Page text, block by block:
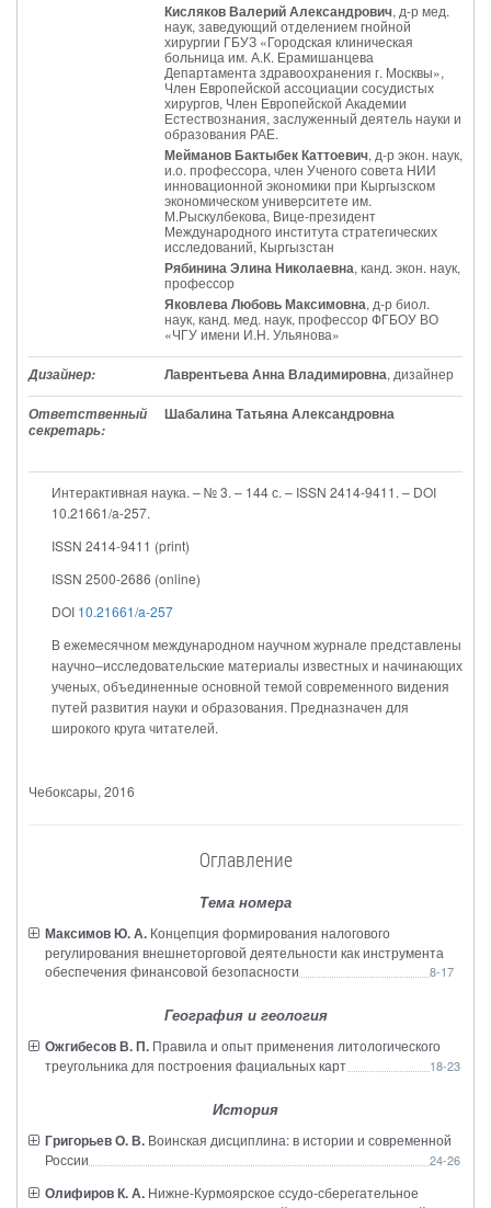
Кисляков Валерий Александрович, д-р мед.
наук, заведующий отделением гнойной
хирургии ГБУЗ «Городская клиническая
больница им. А.К. Ерамишанцева
Департамента здравоохранения г. Москвы»,
Член Европейской ассоциации сосудистых
хирургов, Член Европейской Академии
Естествознания, заслуженный деятель науки и
образования РАЕ.
Мейманов Бактыбек Каттоевич, д-р экон. наук,
и.о. профессора, член Ученого совета НИИ
инновационной экономики при Кыргызском
экономическом университете им.
М.Рыскулбекова, Вице-президент
Международного института стратегических
исследований, Кыргызстан
Рябинина Элина Николаевна, канд. экон. наук,
профессор
Яковлева Любовь Максимовна, д-р биол.
наук, канд. мед. наук, профессор ФГБОУ ВО
«ЧГУ имени И.Н. Ульянова»
Дизайнер: Лаврентьева Анна Владимировна, дизайнер
Ответственный
секретарь:
Шабалина Татьяна Александровна
Интерактивная наука. – № 3. – 144 с. – ISSN 2414-9411. – DOI
10.21661/a-257.
ISSN 2414-9411 (print)
ISSN 2500-2686 (online)
DOI 10.21661/a-257
В ежемесячном международном научном журнале представлены
научно–исследовательские материалы известных и начинающих
ученых, объединенные основной темой современного видения
путей развития науки и образования. Предназначен для
широкого круга читателей.
Чебоксары, 2016
Оглавление
Тема номера
Максимов Ю. А. Концепция формирования налогового
регулирования внешнеторговой деятельности как инструмента
обеспечения финансовой безопасности
8-17
География и геология
Ожгибесов В. П. Правила и опыт применения литологического
треугольника для построения фациальных карт
18-23
История
Григорьев О. В. Воинская дисциплина: в истории и современной
России
24-26
Олифиров К. А. Нижне-Курмоярское ссудо-сберегательное